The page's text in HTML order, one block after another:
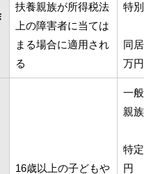
扶養親族が所得税法
上の障害者に当ては
まる場合に適用され
る
特
同
万円
16歳以上の子どもや
一
親
特
円